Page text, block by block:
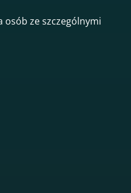
osób ze szczególnymi